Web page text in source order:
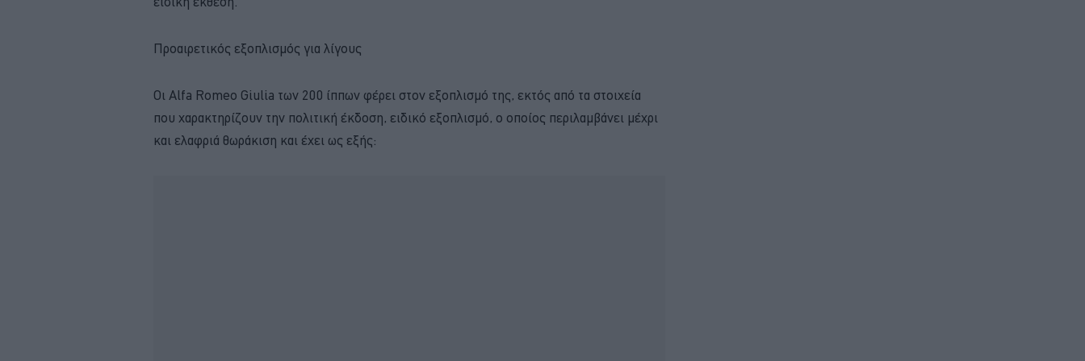
Προαιρετικός εξοπλισμός για λίγους
Οι Alfa Romeo Giulia των 200 ίππων φέρει στον εξοπλισμό της, εκτός από τα στοιχεία
που χαρακτηρίζουν την πολιτική έκδοση, ειδικό εξοπλισμό, ο οποίος περιλαμβάνει μέχρι
και ελαφριά θωράκιση και έχει ως εξής: